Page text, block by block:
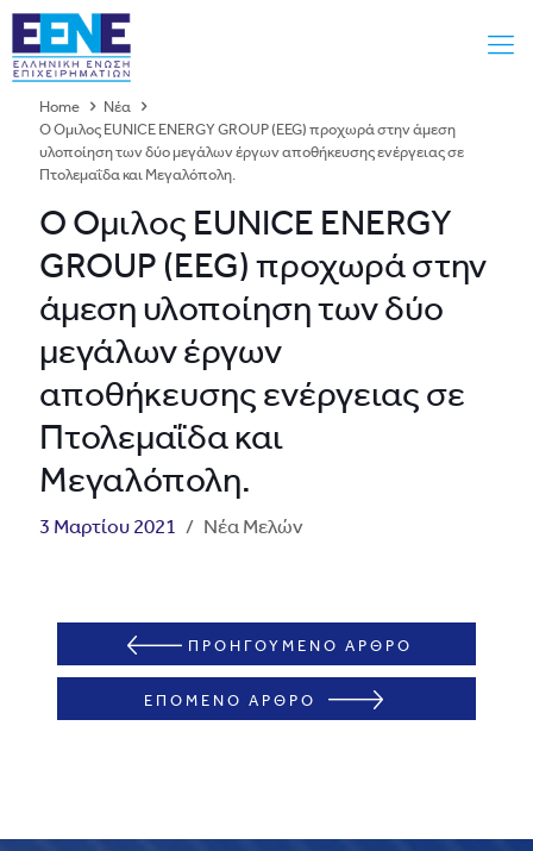
Home
Νέα
Ο Όμιλος EUNICE ENERGY GROUP (EEG) προχωρά στην άμεση
υλοποίηση των δύο μεγάλων έργων αποθήκευσης ενέργειας σε
Πτολεμαΐδα και Μεγαλόπολη.
Ο Όμιλος EUNICE ENERGY
GROUP (EEG) προχωρά στην
άμεση υλοποίηση των δύο
μεγάλων έργων
αποθήκευσης ενέργειας σε
Πτολεμαΐδα και
Μεγαλόπολη.
3 Μαρτίου 2021 / Νέα Μελών
ΠΡΟΗΓΟΥΜΕΝΟ ΑΡΘΡΟ
ΕΠΟΜΕΝΟ ΑΡΘΡΟ